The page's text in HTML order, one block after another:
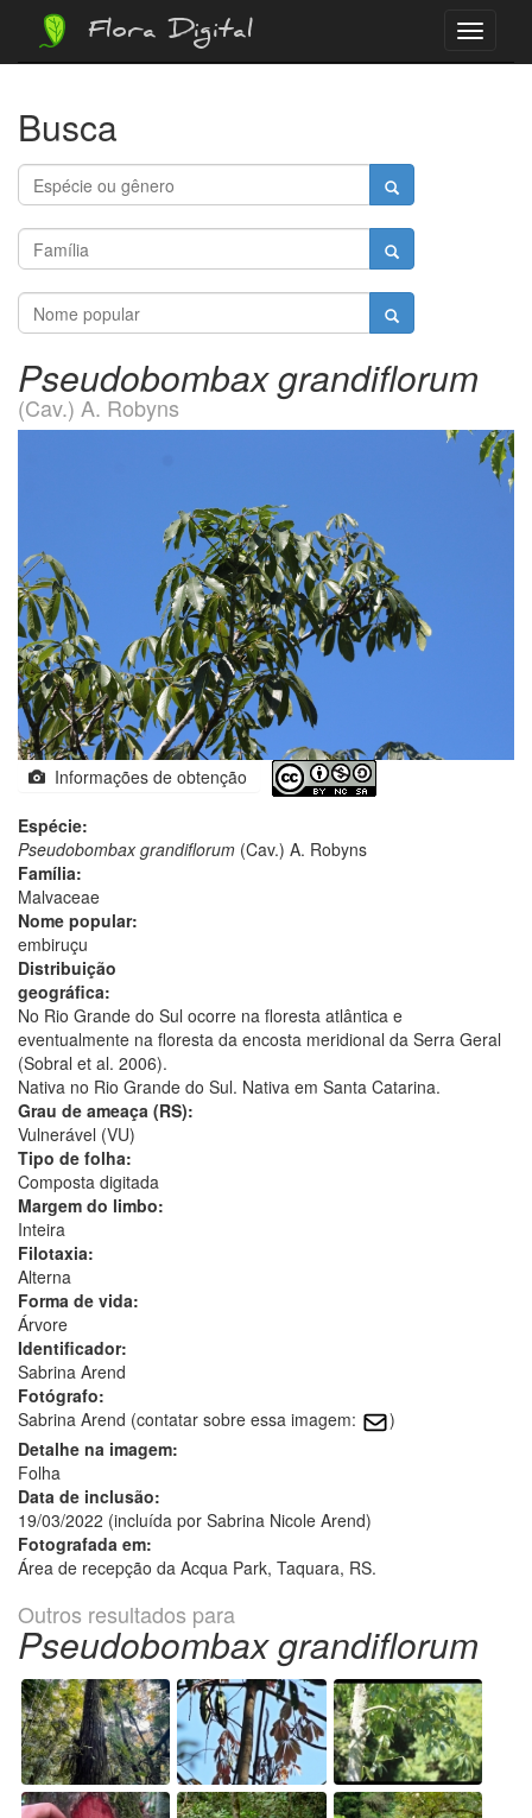
Menu
Flora Digital
Busca
Pseudobombax grandiflorum
(Cav.) A. Robyns
Informações de obtenção
Espécie:
Pseudobombax grandiflorum (Cav.) A. Robyns
Família:
Malvaceae
Nome popular:
embiruçu
Distribuição
geográfica:
No Rio Grande do Sul ocorre na floresta atlântica e
eventualmente na floresta da encosta meridional da Serra Geral
(Sobral et al. 2006).
Nativa no Rio Grande do Sul. Nativa em Santa Catarina.
Grau de ameaça (RS):
Vulnerável (VU)
Tipo de folha:
Composta digitada
Margem do limbo:
Inteira
Filotaxia:
Alterna
Forma de vida:
Árvore
Identificador:
Sabrina Arend
Fotógrafo:
Sabrina Arend (contatar sobre essa imagem:
)
Detalhe na imagem:
Folha
Data de inclusão:
19/03/2022 (incluída por Sabrina Nicole Arend)
Fotografada em:
Área de recepção da Acqua Park, Taquara, RS.
Outros resultados para
Pseudobombax grandiflorum